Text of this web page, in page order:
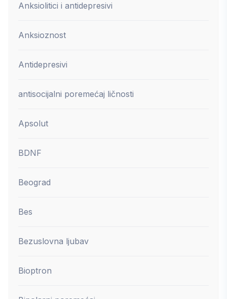
Anksiolitici i antidepresivi
Anksioznost
Antidepresivi
antisocijalni poremećaj ličnosti
Apsolut
BDNF
Beograd
Bes
Bezuslovna ljubav
Bioptron